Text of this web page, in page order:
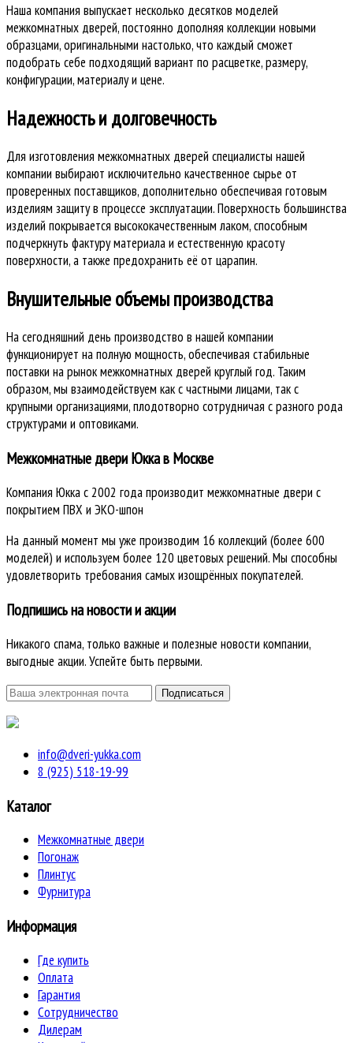
Наша компания выпускает несколько десятков моделей
межкомнатных дверей, постоянно дополняя коллекции новыми
образцами, оригинальными настолько, что каждый сможет
подобрать себе подходящий вариант по расцветке, размеру,
конфигурации, материалу и цене.
Надежность и долговечность
Для изготовления межкомнатных дверей специалисты нашей
компании выбирают исключительно качественное сырье от
проверенных поставщиков, дополнительно обеспечивая готовым
изделиям защиту в процессе эксплуатации. Поверхность большинства
изделий покрывается высококачественным лаком, способным
подчеркнуть фактуру материала и естественную красоту
поверхности, а также предохранить её от царапин.
Внушительные объемы производства
На сегодняшний день производство в нашей компании
функционирует на полную мощность, обеспечивая стабильные
поставки на рынок межкомнатных дверей круглый год. Таким
образом, мы взаимодействуем как с частными лицами, так с
крупными организациями, плодотворно сотрудничая с разного рода
структурами и оптовиками.
Межкомнатные двери Юкка в Москве
Компания Юкка с 2002 года производит межкомнатные двери с
покрытием ПВХ и ЭКО-шпон
На данный момент мы уже производим 16 коллекций (более 600
моделей) и используем более 120 цветовых решений. Мы способны
удовлетворить требования самых изощрённых покупателей.
Подпишись на новости и акции
Никакого спама, только важные и полезные новости компании,
выгодные акции. Успейте быть первыми.
info@dveri-yukka.com
8 (925) 518-19-99
Каталог
Межкомнатные двери
Погонаж
Плинтус
Фурнитура
Информация
Где купить
Оплата
Гарантия
Сотрудничество
Дилерам